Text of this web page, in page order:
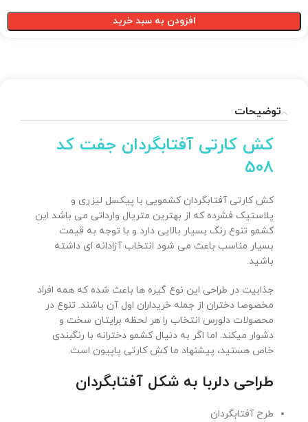
افزودن به سبد خرید
توضیحات
کش کارتی آفتابگردان جفت کد
508
کش کارتی آفتابگردان کشمویی با پیکسل لیزری و
پلاستیک فشرده که از بهترین متریال وارداتی می باشد این
کشمو تنوع رنگ بسیار بالایی دارد و با توجه به قیمت
بسیار مناسب باعث می شود انتخاب آزادانه ای داشته
باشید.
جذابیت در طراحی این نوع گیره ها باعث شده که همه افراد
مخصوصا دختران از جمله خریداران اول آن باشند. تنوع در
محصولات دلورس انتخاب را هر لحظه برایتان سخت و
دشوار میکند. اما اگر به دنیال کشمو دخترانه با رنگبندی
خاص هستید، پیشنهاد ما کش کارتی پاپیون است.
طراحی دلربا به شکل آفتابگردان
طرح آفتابگردان